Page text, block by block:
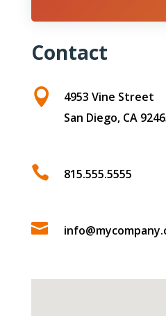
Contact

4953 Vine Street
San Diego, CA
 815.555.5555
